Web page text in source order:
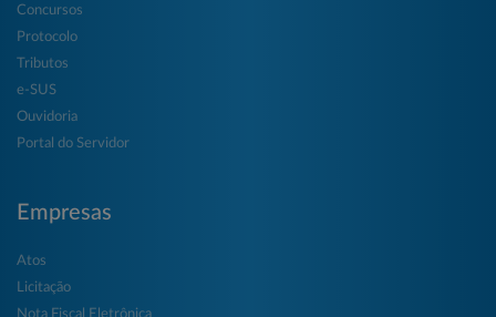
Concursos
Protocolo
Tributos
e-SUS
Ouvidoria
Portal do Servidor
Empresas
Atos
Licitação
Nota Fiscal Eletrônica